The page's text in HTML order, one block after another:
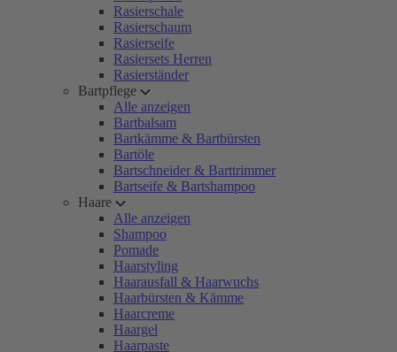
Rasierschale
Rasierschaum
Rasierseife
Rasiersets Herren
Rasierständer
Bartpflege
Alle anzeigen
Bartbalsam
Bartkämme & Bartbürsten
Bartöle
Bartschneider & Barttrimmer
Bartseife & Bartshampoo
Haare
Alle anzeigen
Shampoo
Pomade
Haarstyling
Haarausfall & Haarwuchs
Haarbürsten & Kämme
Haarcreme
Haargel
Haarpaste